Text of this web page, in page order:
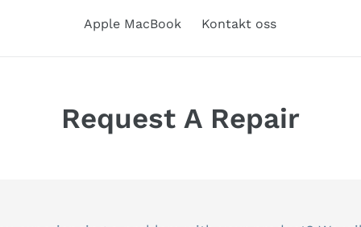
Apple MacBook Kontakt oss
Request A Repair